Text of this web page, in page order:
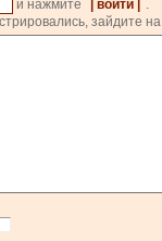
и нажмите
| войти |
.
зайдите на